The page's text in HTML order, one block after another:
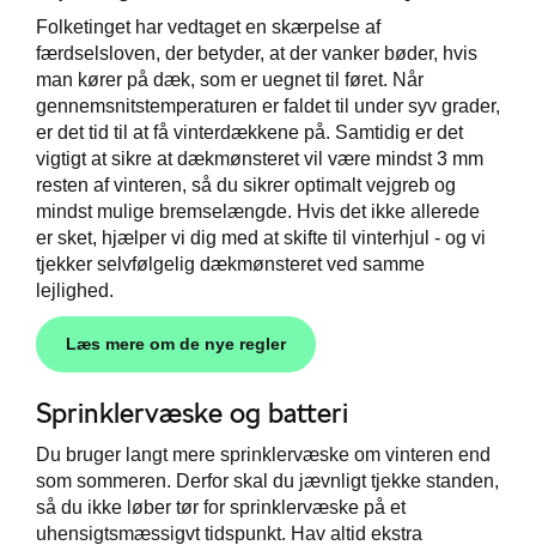
Folketinget har vedtaget en skærpelse af
færdselsloven, der betyder, at der vanker bøder, hvis
man kører på dæk, som er uegnet til føret. Når
gennemsnitstemperaturen er faldet til under syv grader,
er det tid til at få vinterdækkene på. Samtidig er det
vigtigt at sikre at dækmønsteret vil være mindst 3 mm
resten af vinteren, så du sikrer optimalt vejgreb og
mindst mulige bremselængde. Hvis det ikke allerede
er sket, hjælper vi dig med at skifte til vinterhjul - og vi
tjekker selvfølgelig dækmønsteret ved samme
lejlighed.
Læs mere om de nye regler
Sprinklervæske og batteri
Du bruger langt mere sprinklervæske om vinteren end
som sommeren. Derfor skal du jævnligt tjekke standen,
så du ikke løber tør for sprinklervæske på et
uhensigtsmæssigvt tidspunkt. Hav altid ekstra